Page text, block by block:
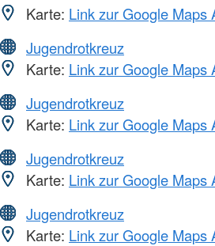
Karte: Link zur Google Maps
Jugendrotkreuz
Karte: Link zur Google Maps
Jugendrotkreuz
Karte: Link zur Google Maps
Jugendrotkreuz
Karte: Link zur Google Maps
Jugendrotkreuz
Karte: Link zur Google Maps